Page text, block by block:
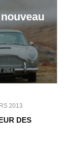
2013
DES